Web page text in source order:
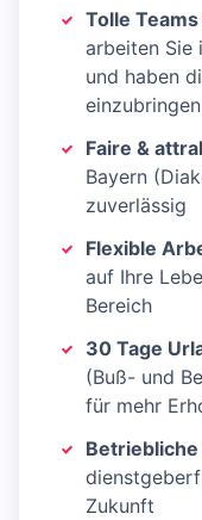
Tolle
arbeiten Sie
und haben
Faire &
Bayern
zuverlässig
Flexible
auf Ihre
Bereich
30 Tage
(Buß- und
für mehr
Zukunft